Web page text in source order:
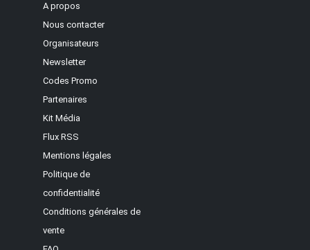
A propos
Nous contacter
Organisateurs
Newsletter
Codes Promo
Partenaires
Kit Média
Flux RSS
Mentions légales
Politique de
confidentialité
Conditions générales de
vente